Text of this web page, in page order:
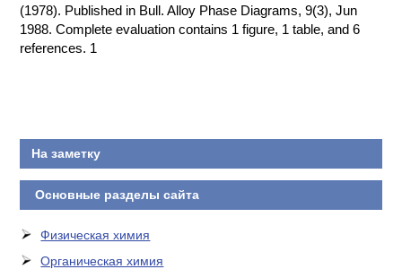
(1978). Published in Bull. Alloy Phase Diagrams, 9(3), Jun
1988. Complete evaluation contains 1 figure, 1 table, and 6
references. 1
На заметку
Основные разделы сайта
Физическая химия
Органическая химия